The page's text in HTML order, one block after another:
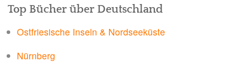
Bayerische
Top Bücher über Deutschland
Ostfriesische Inseln & Nordseeküste
Nürnberg